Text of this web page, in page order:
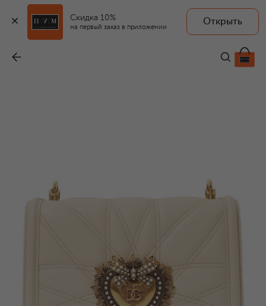
Скидка 10%
на первый заказ в приложении
Открыть
267 500 ₽